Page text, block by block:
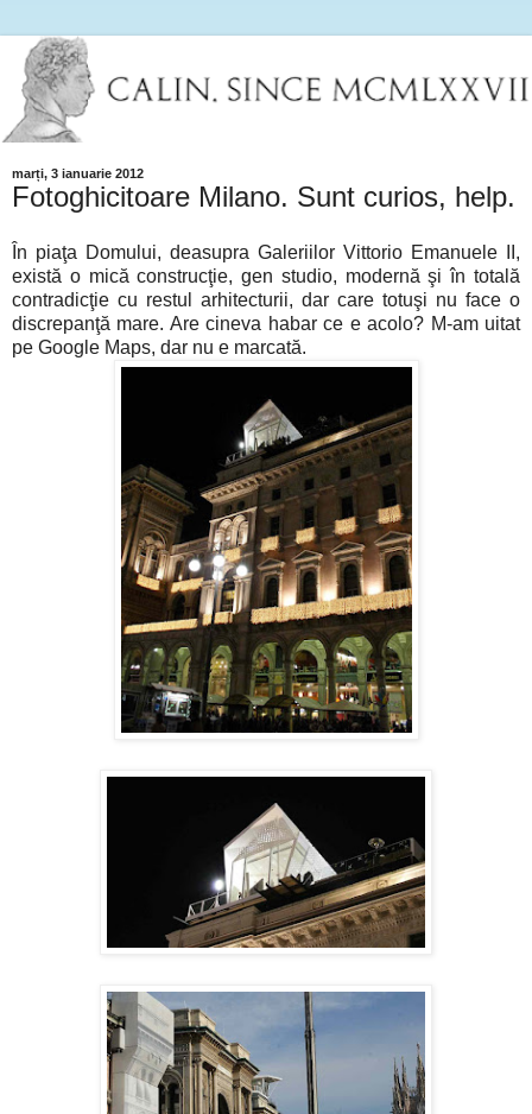
marți, 3 ianuarie 2012
Fotoghicitoare Milano. Sunt curios, help.
În piaţa Domului, deasupra Galeriilor Vittorio Emanuele II,
există o mică construcţie, gen studio, modernă şi în totală
contradicţie cu restul arhitecturii, dar care totuşi nu face o
discrepanţă mare. Are cineva habar ce e acolo? M-am uitat
pe Google Maps, dar nu e marcată.